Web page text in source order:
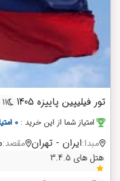
تور فیلیپین پاییزه 1405 11 شب
امتیاز شما از این خرید : 0 امتیاز
مبدا:ایران - تهران مقصد:
هتل های 3.4.5